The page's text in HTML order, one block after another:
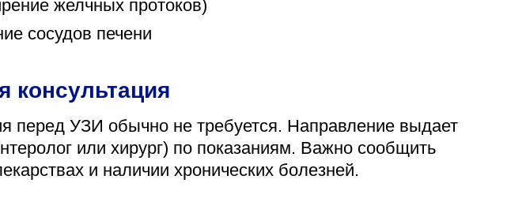
желчных протоков)
сосудов печени
консультация
перед УЗИ обычно не требуется. Направление выдает
или хирург) по показаниям. Важно сообщить
и наличии хронических болезней.